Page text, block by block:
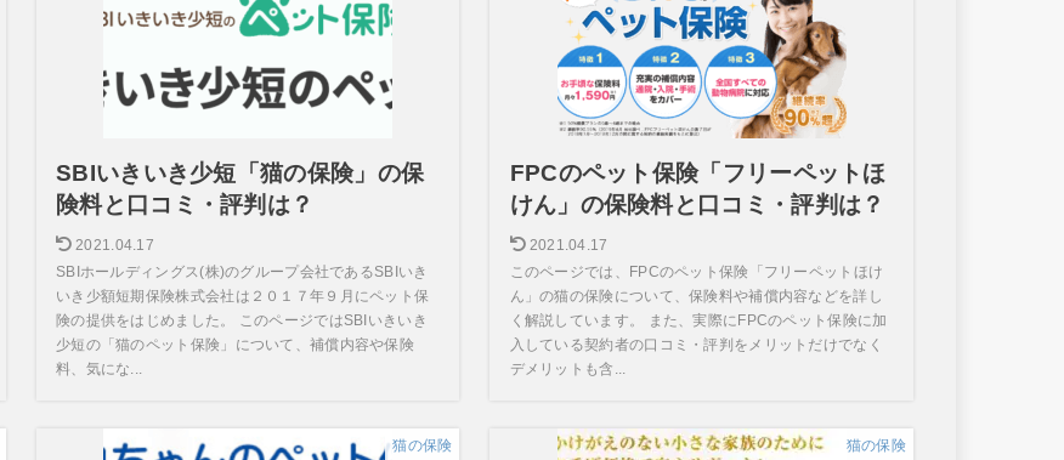
SBIいきいき少短「猫の保険」の保
険料と口コミ・評判は？
2021.04.17
SBIホールディングス(株)のグループ会社であるSBIいき
いき少額短期保険株式会社は２０１７年９月にペット保
険の提供をはじめました。 このページではSBIいきいき
少短の「猫のペット保険」について、補償内容や保険
料、気にな...
FPCのペット保険「フリーペットほ
けん」の保険料と口コミ・評判は？
2021.04.17
このページでは、FPCのペット保険「フリーペットほけ
ん」の猫の保険について、保険料や補償内容などを詳し
く解説しています。 また、実際にFPCのペット保険に加
入している契約者の口コミ・評判をメリットだけでなく
デメリットも含...
猫の保険 猫の保険